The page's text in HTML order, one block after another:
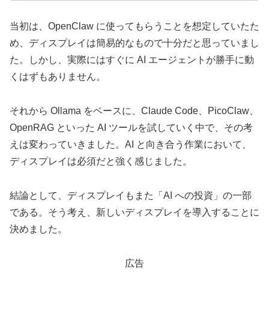
当初は、OpenClaw に使ってもらうことを想定していたた
め、ディスプレイは簡易的なもので十分だと思っていまし
た。しかし、実際にはすぐに AI エージェントが勝手に動
くはずもありません。
それから Ollama をベースに、Claude Code、PicoClaw、
OpenRAG といった AI ツールを試していく中で、その考
えは変わっていきました。AI と向き合う作業において、
ディスプレイは必須だと強く感じました。
結論として、ディスプレイもまた「AI への投資」の一部
である。そう考え、新しいディスプレイを導入することに
決めました。
広告